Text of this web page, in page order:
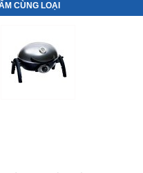
CÙNG LOẠI